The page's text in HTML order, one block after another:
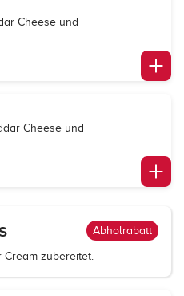
Cheese und
Cheese und
Abholrabatt
Cream zubereitet.